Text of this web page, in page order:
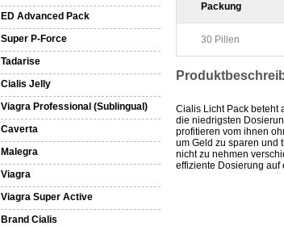
ED Advanced Pack
Super P-Force
Tadarise
Cialis Jelly
Viagra Professional (Sublingual)
Caverta
Malegra
Viagra
Viagra Super Active
Brand Cialis
Packung
30 Pillen
Cialis Licht Pack beteht
die niedrigsten
profitieren vom ihnen
um Geld zu sparen und
nicht zu nehmen
effiziente Dosierung auf